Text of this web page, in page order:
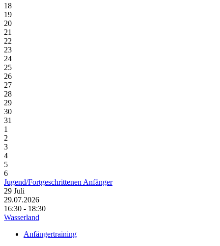
18
19
20
21
22
23
24
25
26
27
28
29
30
31
1
2
3
4
5
6
Jugend/Fortgeschrittenen Anfänger
29 Juli
29.07.2026
16:30 - 18:30
Wasserland
Anfängertraining